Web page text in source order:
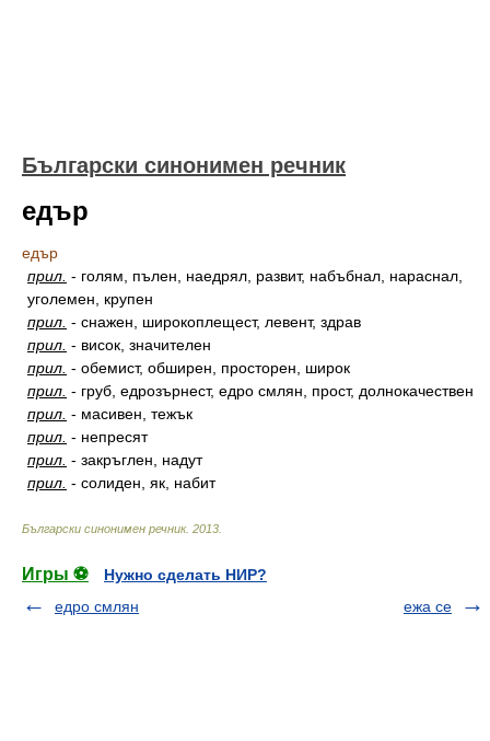
Български синонимен речник
едър
едър
прил. - голям, пълен, наедрял, развит, набъбнал, нараснал,
уголемен, крупен
прил. - снажен, широкоплещест, левент, здрав
прил. - висок, значителен
прил. - обемист, обширен, просторен, широк
прил. - груб, едрозърнест, едро смлян, прост, долнокачествен
прил. - масивен, тежък
прил. - непресят
прил. - закръглен, надут
прил. - солиден, як, набит
Български синонимен речник. 2013
Игры ⚽
Нужно сделать НИР?
едро смлян
ежа се